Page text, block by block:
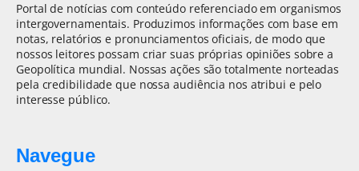
Portal de notícias com conteúdo referenciado em organismos
intergovernamentais. Produzimos informações com base em
notas, relatórios e pronunciamentos oficiais, de modo que
nossos leitores possam criar suas próprias opiniões sobre a
Geopolítica mundial. Nossas ações são totalmente norteadas
pela credibilidade que nossa audiência nos atribui e pelo
interesse público.
Navegue